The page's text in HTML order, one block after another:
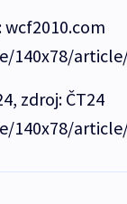
wcf2010.com
140x78/
zdroj: ČT24
140x78/